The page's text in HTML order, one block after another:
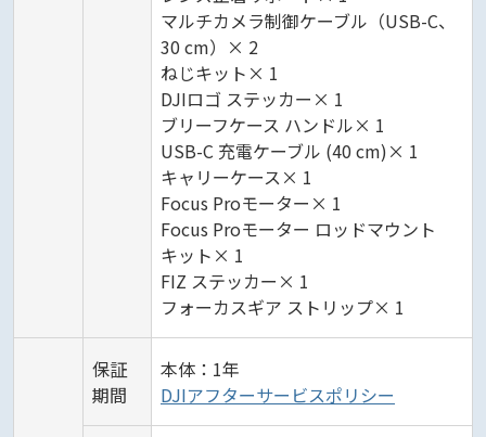
マルチカメラ制御ケーブル（USB-C、
30 cm）× 2
ねじキット× 1
DJIロゴ ステッカー× 1
ブリーフケース ハンドル× 1
USB-C 充電ケーブル (40 cm)× 1
キャリーケース× 1
Focus Proモーター× 1
Focus Proモーター ロッドマウント
キット× 1
FIZ ステッカー× 1
フォーカスギア ストリップ× 1
保証
期間
本体：1年
DJIアフターサービスポリシー